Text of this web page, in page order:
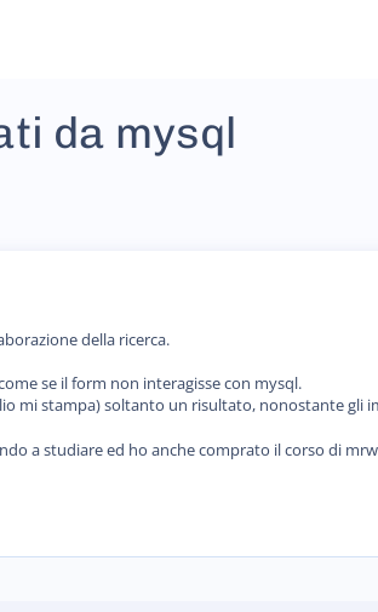
da mysql
della ricerca.
se il form non interagisse con mysql.
mi stampa) soltanto un risultato, nonostante
a studiare ed ho anche comprato il corso di